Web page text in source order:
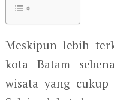
Meskipun lebih
kota Batam
wisata yang